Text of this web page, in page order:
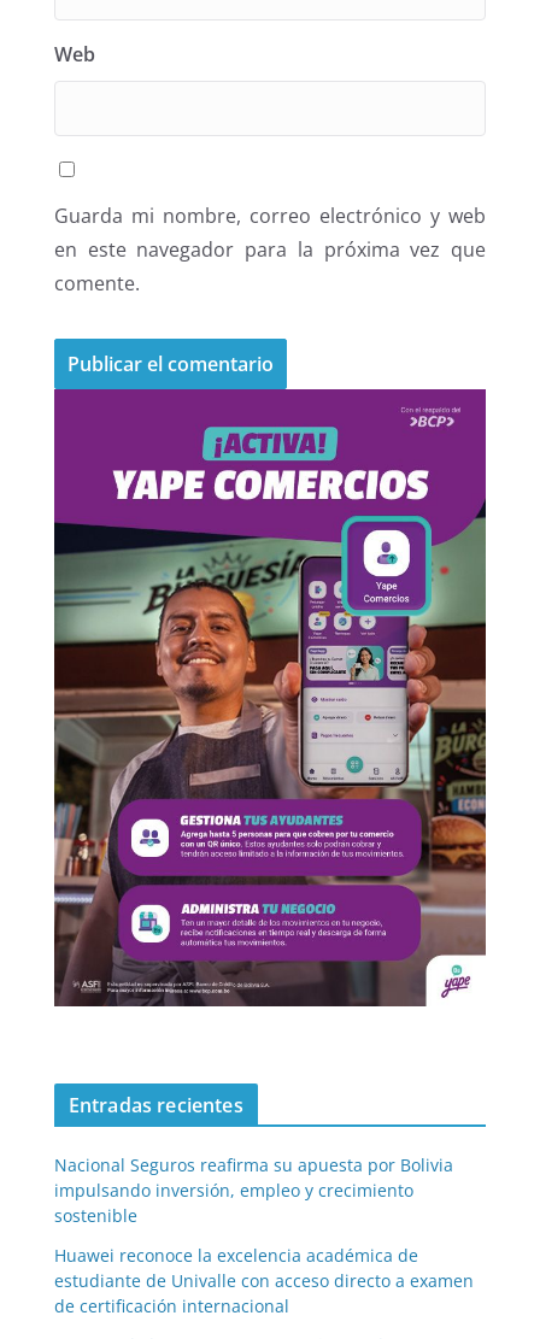
Web
Guarda mi nombre, correo electrónico y web
en este navegador para la próxima vez que
comente.
Entradas recientes
Nacional Seguros reafirma su apuesta por Bolivia
impulsando inversión, empleo y crecimiento
sostenible
Huawei reconoce la excelencia académica de
estudiante de Univalle con acceso directo a examen
de certificación internacional